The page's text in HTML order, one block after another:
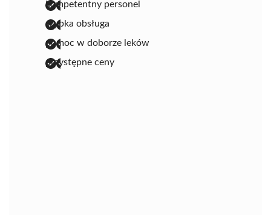
kompetentny personel
szybka obsługa
pomoc w doborze leków
przystępne ceny